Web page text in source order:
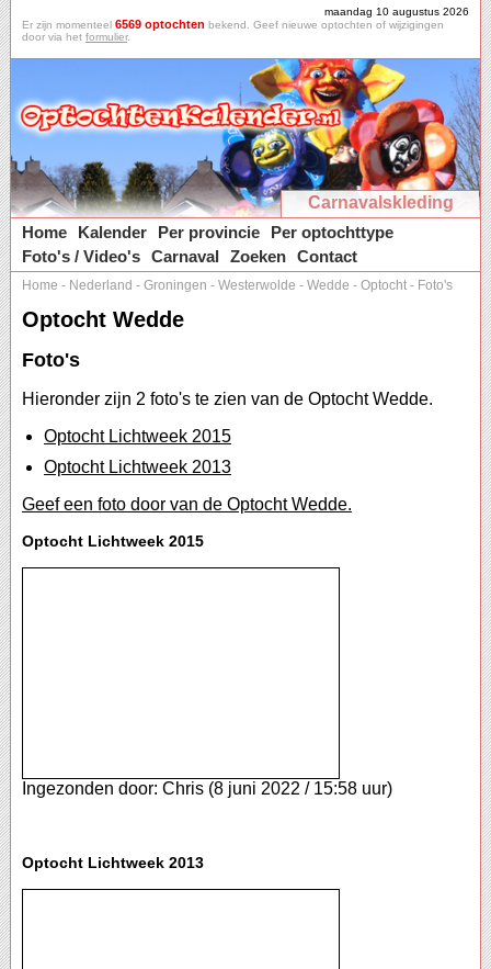
maandag 10 augustus 2026
Er zijn momenteel 6569 optochten bekend. Geef nieuwe optochten of wijzigingen
door via het formulier.
Carnavalskleding
Home
Kalender Per provincie
Per optochttype
Foto's / Video's Carnaval Zoeken Contact
Home - Nederland - Groningen - Westerwolde - Wedde - Optocht - Foto's
Optocht Wedde
Foto's
Hieronder zijn 2 foto's te zien van de Optocht Wedde.
Optocht Lichtweek 2015
Optocht Lichtweek 2013
Geef een foto door van de Optocht Wedde.
Optocht Lichtweek 2015
Ingezonden door: Chris (8 juni 2022 / 15:58 uur)
Optocht Lichtweek 2013